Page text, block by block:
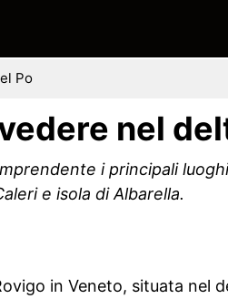
Po
nel
i principali
e isola di Albarella.
in Veneto, situata nel